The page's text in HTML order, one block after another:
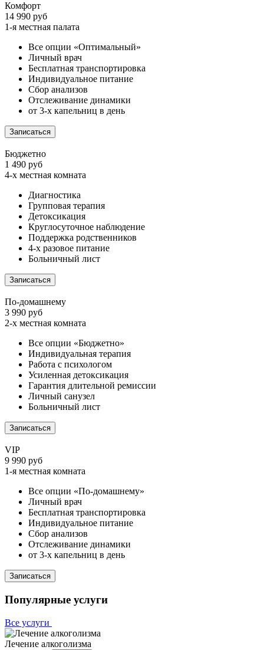
Комфорт
14 990 руб
1-я местная палата
Все опции «Оптимальный»
Личный врач
Бесплатная транспортировка
Индивидуальное питание
Сбор анализов
Отслеживание динамики
от 3-х капельниц в день
Записаться
Бюджетно
1 490 руб
4-х местная комната
Диагностика
Групповая терапия
Детоксикация
Круглосуточное наблюдение
Поддержка родственников
4-х разовое питание
Больничный лист
Записаться
По-домашнему
3 990 руб
2-х местная комната
Все опции «Бюджетно»
Индивидуальная терапия
Работа с психологом
Усиленная детоксикация
Гарантия длительной ремиссии
Личный санузел
Больничный лист
Записаться
VIP
9 990 руб
1-я местная комната
Все опции «По-домашнему»
Личный врач
Бесплатная транспортировка
Индивидуальное питание
Сбор анализов
Отслеживание динамики
от 3-х капельниц в день
Записаться
Популярные услуги
Все услуги
Лечение алкоголизма